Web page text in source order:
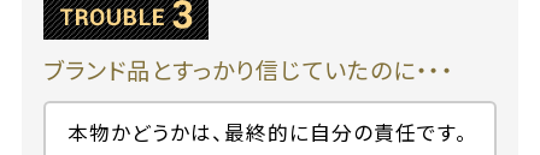
ブランド品とすっかり信じていたのに・・・
本物かどうかは、最終的に自分の責任です。